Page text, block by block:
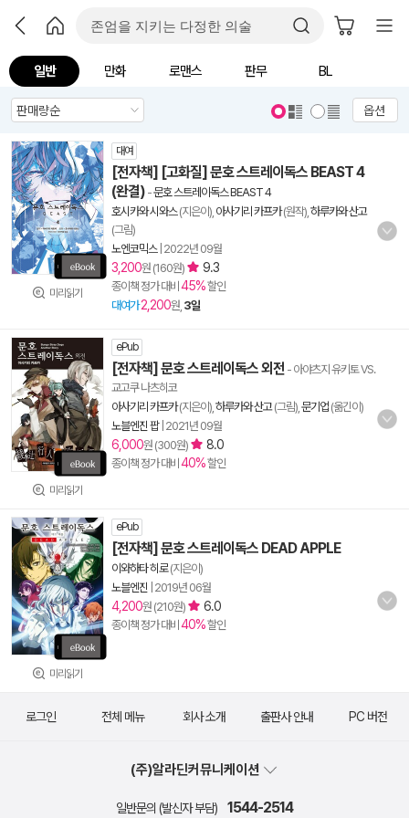
일반 만화 로맨스 판무 BL
옵션
미리읽기
대여
[전자책] [고화질] 문호 스트레이독스 BEAST 4
(완결) -문호 스트레이독스 BEAST 4
호시카와 시와스(지은이), 아사기리 카프카(원작), 하루카와 산고
(그림)
노엔코믹스| 2022년 09월
3,200원 (160원) 9.3
종이책 정가 대비 45%할인
대여가 2,200원, 3일
미리읽기
ePub
[전자책] 문호 스트레이독스 외전 - 아야츠지 유키토 VS.
교고쿠 나츠히코
아사기리 카프카(지은이), 하루카와 산고(그림), 문기업 (옮긴이)
노블엔진 팝| 2021년 09월
6,000원 (300원) 8.0
종이책 정가 대비 40%할인
미리읽기
ePub
[전자책] 문호 스트레이독스 DEAD APPLE
이와하타 히로(지은이)
노블엔진 2019년 06월
4,200원 (210원) 6.0
종이책 정가 대비 40%할인
로그인 전체 메뉴 회사 소개 출판사 안내 PC 버전
(주)알라딘커뮤니케이션
일반문의 (발신자 부담) 1544-2514